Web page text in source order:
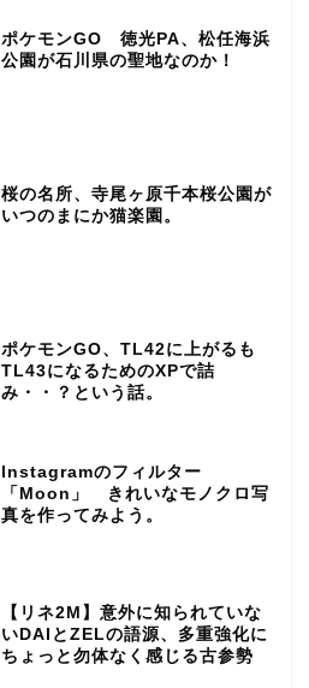
ポケモンGO 徳光PA、松任海浜
公園が石川県の聖地なのか！
桜の名所、寺尾ヶ原千本桜公園が
いつのまにか猫楽園。
ポケモンGO、TL42に上がるも
TL43になるためのXPで詰
み・・？という話。
Instagramのフィルター
「Moon」 きれいなモノクロ写
真を作ってみよう。
【リネ2M】意外に知られていな
いDAIとZELの語源、多重強化に
ちょっと勿体なく感じる古参勢